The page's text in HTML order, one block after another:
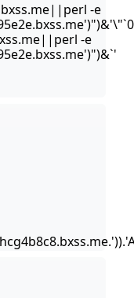
-e
-e